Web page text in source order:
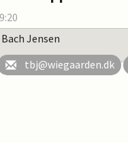
Jensen
tbj@wiegaarden.dk